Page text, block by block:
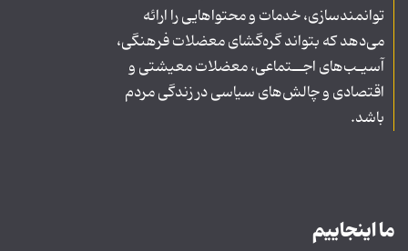
توانمندسازی، خدمات و محتواهایی را ارائه
می‌دهد که بتواند گره‌گشای معضلات فرهنگی،
آسیـب‌های اجــتماعی، معضلات معیشتی و
اقتصادی و چالش‌های سیاسی در زندگی مردم
باشد.
ما اینجاییم